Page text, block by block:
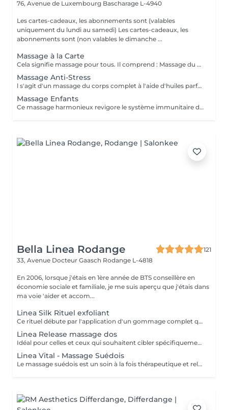
76, Avenue de Luxembourg Bascharage L-4940
Les cartes-cadeaux, les abonnements sont (valables
uniquement du lundi au samedi) Les cartes-cadeaux, les
abonnements sont (non valables le dimanche ...
Massage à la Carte
Cela signifie massage pour tous. Il comprend : Massage du dos, Massage des jambes, Massage de la tête, des épaules, du cou et des mains. Les dimanches / jours fériés vous coûtent plus que les jours ouvrables normaux (+-30%). Les cartes-cadeaux, les abonnements sont (valables uniquement du lundi au samedi) Les cartes-cadeaux, les abonnements sont (non valables le dimanche et les jours fériés)
Massage Anti-Stress
l s'agit d'un massage du corps complet à l'aide d'huiles parfumées. Le massage de la tête aux pieds est adapté à vos besoins personnels et diminue le taux de stress présent dans les muscles de votre corps.les.
Massage Enfants
Ce massage harmonieux revigore le système immunitaire des enfants, leur conscience corporelle, leur sommeil et vise une meilleure protection contre le sentiment d'isolement. Il est destiné aux enfants jusqu'à l'âge de 14 ans ce qui les aide à se sentir détendus et paisibles.
Bella Linea Rodange
121
33, Avenue Docteur Gaasch Rodange L-4818
En 2006, lorsque j'étais en 1ère année de BTS conseillère en
économie sociale et familiale, je me suis aperçu que j'étais dans
ma voie 'aider et accom...
Linea Silk Rituel exfoliant
Ce rituel débute par l'application d'un gommage complet qui exfolie délicatement l'ensemble du corps. En éliminant les cellules mortes, la peau retrouve toute sa douceur, sa luminosité et sa capacité à mieux absorber les soins nourrissants. Les bénéfices : Peau douce et soyeuse Renouvellement cellulaire stimulé Hydratation renforcée grâce à une meilleure pénétration des produits Hâle plus uniforme et durable Un rituel simple mais essentiel, qui prépare le corps à rayonner de beauté et à profiter pleinement des soins suivants.
Linea Release massage dos
Idéal pour celles et ceux qui souhaitent cibler spécifiquement la zone du dos, ce massage combine gestes enveloppants et pressions profondes afin de relâcher les tensions musculaires et d'apaiser le corps. Les techniques de décontraction musculaire et d'étirements offrent un double bénéfice : Soulagement des tensions accumulées Muscles assouplis et détendus Circulation stimulée Esprit apaisé et relâché Un rituel court mais intense, qui offre une véritable sensation de légèreté et de bien-être global.
Linea Vital - Massage Suédois
Le massage suédois est un soin à la fois thérapeutique et relaxant. Grâce à des manuvres variées effleurages, pressions, pétrissages et étirements il agit en profondeur sur les muscles et le système nerveux. Réalisé avec des huiles naturelles, il apaise les douleurs musculaires, stimule la circulation et procure une sensation de récupération et de bien-être. Les bénéfices : Soulagement des tensions et douleurs musculaires Amélioration de la circulation sanguine Renforcement du tonus musculaire Relaxation physique et mentale Un massage idéal pour les personnes actives, les sportifs ou toute personne recherchant un soin à la fois revitalisant et relaxant.